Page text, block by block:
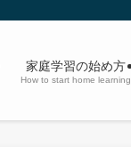
家庭学習の始め方
How to start home learning